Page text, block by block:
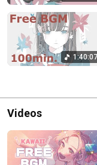
1:40:07
Videos